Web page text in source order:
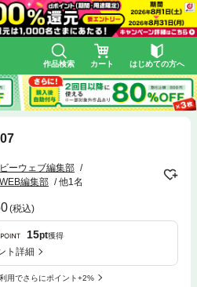
作品検索 カート はじめての方へ
ーウェブ編集部
編集部
他1名
(税込)
15pt獲得
ト詳細
用でさらにポイント+2%